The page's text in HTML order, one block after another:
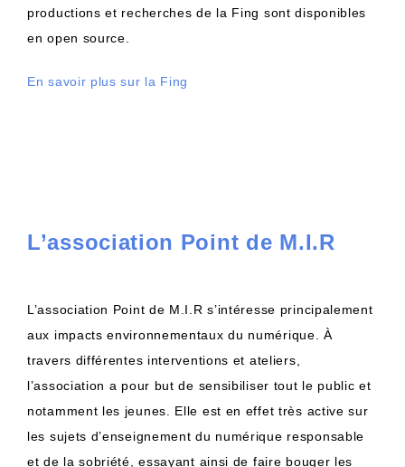
productions et recherches de la Fing sont disponibles
en open source.
En savoir plus sur la Fing
L’association Point de M.I.R
L’association Point de M.I.R s’intéresse principalement
aux impacts environnementaux du numérique. À
travers différentes interventions et ateliers,
l’association a pour but de sensibiliser tout le public et
notamment les jeunes. Elle est en effet très active sur
les sujets d’enseignement du numérique responsable
et de la sobriété, essayant ainsi de faire bouger les